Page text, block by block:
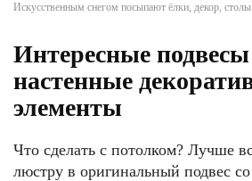
Искусственным снегом посыпают ёлки, декор, столы
Интересные
настенные
элементы
Что сделать с потолком? Лучше
люстру в оригинальный подвес